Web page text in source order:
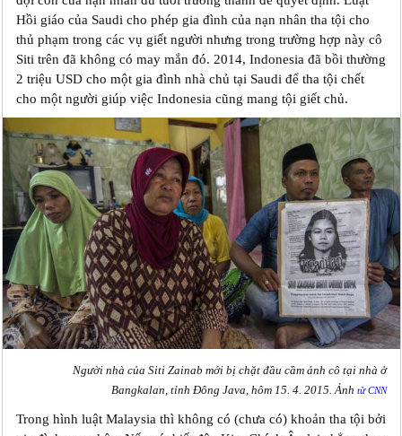
Hồi giáo của Saudi cho phép gia đình của nạn nhân tha tội cho
thủ phạm trong các vụ giết người nhưng trong trường hợp này cô
Siti trên đã không có may mắn đó. 2014, Indonesia đã bồi thường
2 triệu USD cho một gia đình nhà chủ tại Saudi để tha tội chết
cho một người giúp việc Indonesia cũng mang tội giết chủ.
Người nhà của Siti Zainab mới bị chặt đầu cầm ảnh cô tại nhà ở
Bangkalan, tỉnh Đông Java, hôm 15. 4. 2015. Ảnh từ CNN
Trong hình luật Malaysia thì không có (chưa có) khoản tha tội bởi